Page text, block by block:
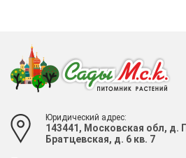
Юридический адрес:
143441, Московская обл, д.
Братцевская, д. 6 кв. 7